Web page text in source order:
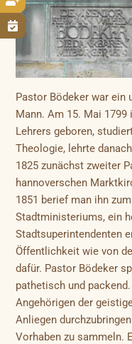

Pastor Bödeker war ein
Mann. Am 15. Mai 1799
Lehrers geboren,
Theologie, lehrte
1825 zunächst zweiter
hannoverschen
1851 berief man ihn
Stadtministeriums, ein
Stadtsuperintendenten
Öffentlichkeit wie von
dafür. Pastor Bödeker
pathetisch und
Angehörigen der
Anliegen
Vorhaben zu sammeln.